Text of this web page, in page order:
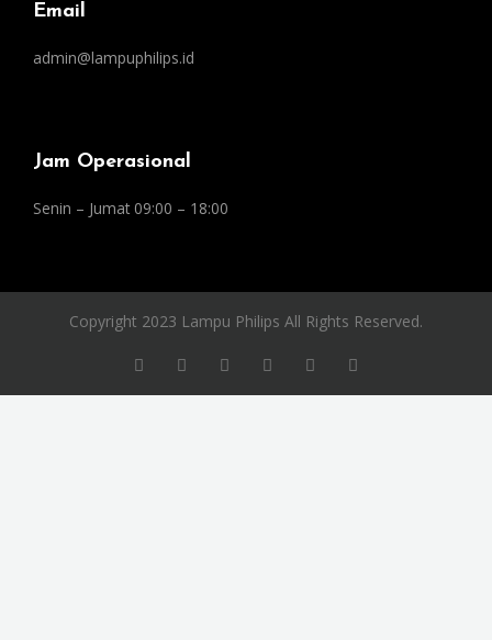
Email
admin@lampuphilips.id
Jam Operasional
Senin – Jumat 09:00 – 18:00
Copyright 2023 Lampu Philips All Rights Reserved.